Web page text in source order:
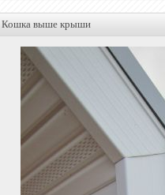
Кошка выше крыши